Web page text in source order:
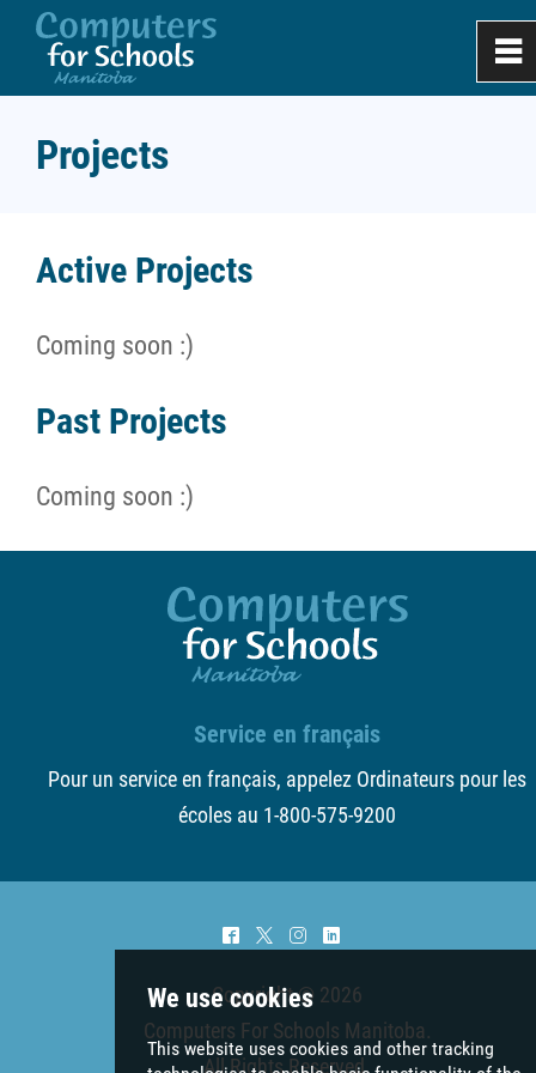
Projects
Active Projects
Coming soon :)
Past Projects
Coming soon :)
0
Home
Apply
Donate & Recycle
Work Experience
Projects
~
Service en français
Pour un service en français, appelez Ordinateurs pour les
écoles au 1-800-575-9200
^ * & )
Copyright © 2026
Computers For Schools Manitoba.
All Rights Reserved.